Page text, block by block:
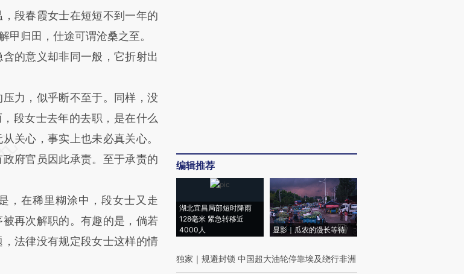
段春霞女士在短短不到一年的
甲归田，仕途可谓沧桑之至。
的意义却非同一般，它折射出
力，似乎断不至于。同样，没
段女士去年的去职，是在什么
关心，事实上也未必真关心。
府官员因此承责。至于承责的
在稀里糊涂中，段女士又走
再次解职的。有趣的是，倘若
法律没有规定段女士这样的情
编辑推荐
湖北宜昌局部短时降雨
128毫米 紧急转移近
4000人
显影｜瓜农的漫长等待
独家 ｜ 规避封锁 中国超大油轮停靠埃及绕行非洲